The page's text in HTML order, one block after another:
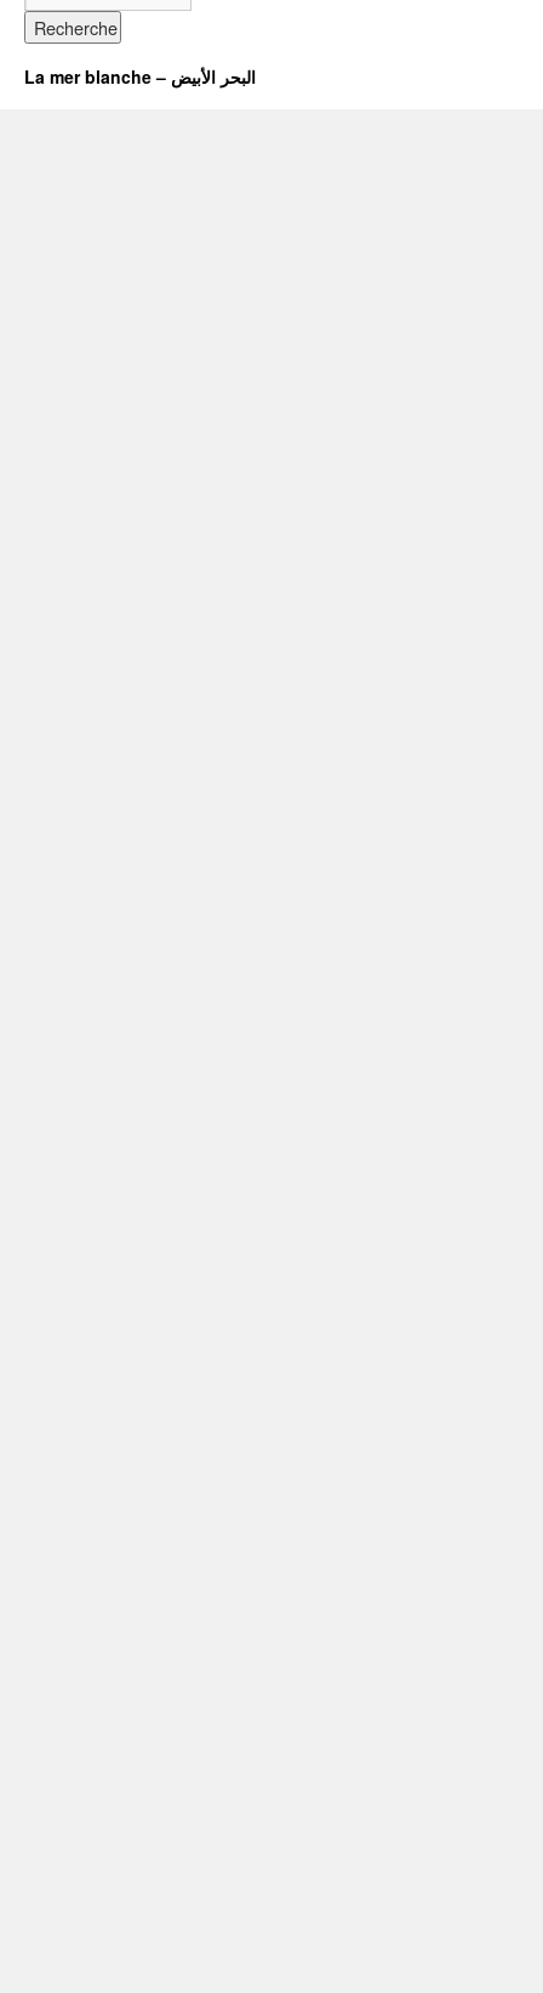
La mer blanche – البحر الأبيض